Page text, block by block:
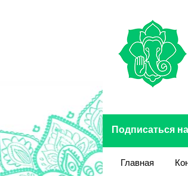
Подписаться
Главная